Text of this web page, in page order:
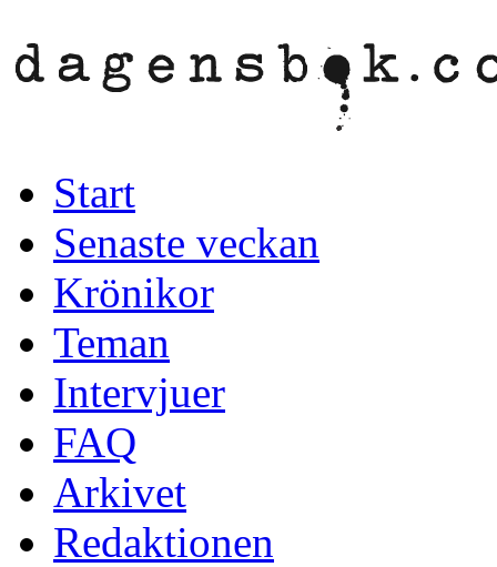
Start
Senaste veckan
Krönikor
Teman
Intervjuer
FAQ
Arkivet
Redaktionen